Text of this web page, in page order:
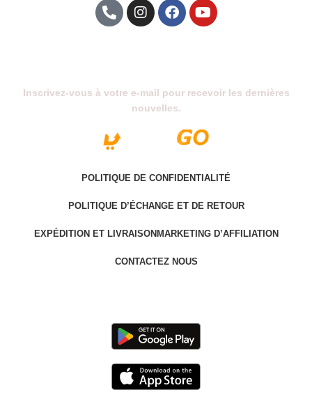
Inscrivez-vous à votre e-mail pour recevoir les dernières
nouvelles.
POLITIQUE DE CONFIDENTIALITÉ
POLITIQUE D’ÉCHANGE ET DE RETOUR
EXPÉDITION ET LIVRAISON MARKETING D’AFFILIATION
CONTACTEZ NOUS